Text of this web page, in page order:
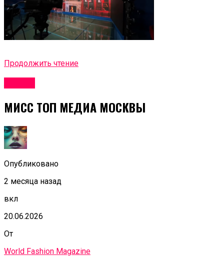
Продолжить чтение
МИСС ТОП МЕДИА МОСКВЫ
Опубликовано
2 месяца назад
вкл
20.06.2026
От
World Fashion Magazine